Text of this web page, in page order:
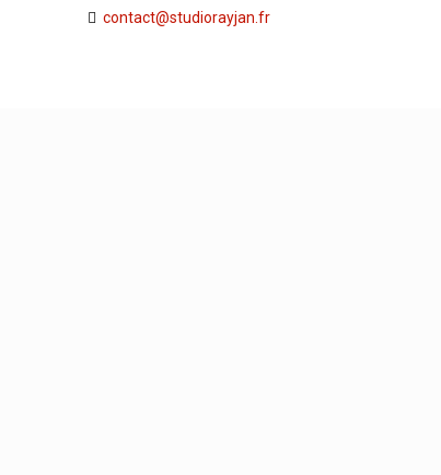
contact@studiorayjan.fr